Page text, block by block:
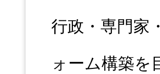
行政・専門家
ォーム構築を